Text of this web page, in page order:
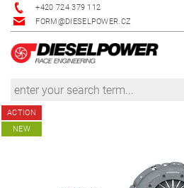
+420 724 379 112
FORM@DIESELPOWER.CZ
ACTION
NEW